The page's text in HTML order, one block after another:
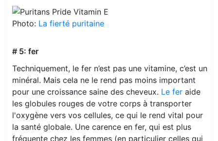
Photo: La fierté puritaine
# 5: fer
Techniquement, le fer n’est pas une vitamine, c’est un
minéral. Mais cela ne le rend pas moins important
pour une croissance saine des cheveux. Le fer aide
les globules rouges de votre corps à transporter
l'oxygène vers vos cellules, ce qui le rend vital pour
la santé globale. Une carence en fer, qui est plus
fréquente chez les femmes (en particulier celles qui